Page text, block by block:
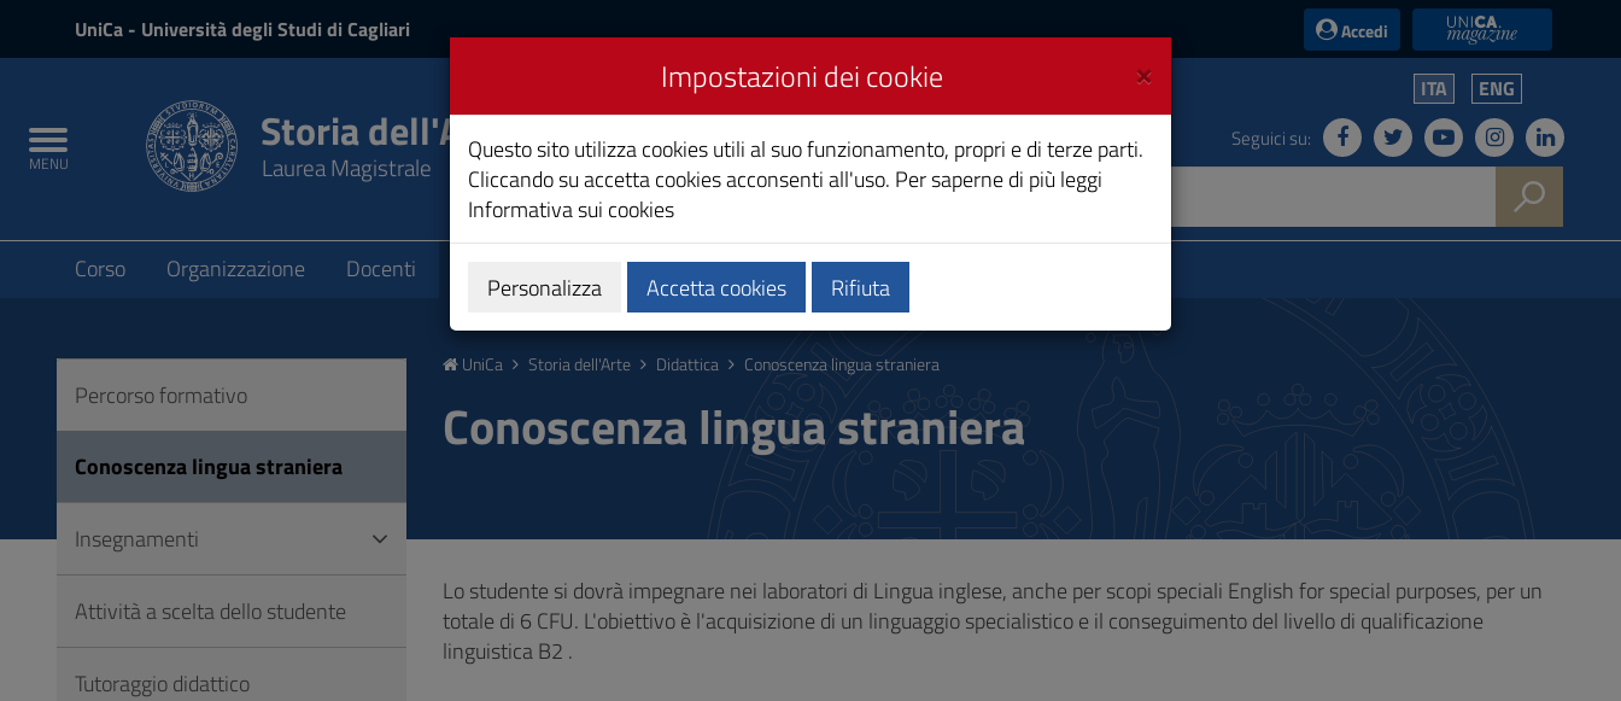
navigazione
Footer
UniCa - Università degli Studi di Cagliari Accedi UniCA News
Toggle
navigation
MENU
Storia dell'Arte
Laurea Magistrale
ITA ENG
Seguici su:
Submenu
Corso Organizzazione Docenti Calendari e orari Qualità e miglioramento
UniCa Storia dell'Arte Didattica Conoscenza lingua straniera
Conoscenza lingua straniera
Lo studente si dovrà impegnare nei laboratori di Lingua inglese, anche per scopi speciali English for special purposes, per un
totale di 6 CFU. L'obiettivo è l'acquisizione di un linguaggio specialistico e il conseguimento del livello di qualificazione
linguistica B2 .
Percorso formativo
Conoscenza lingua straniera
Insegnamenti
Attività a scelta dello studente
Tutoraggio didattico
×
Impostazioni dei cookie
Questo sito utilizza cookies utili al suo funzionamento, propri e di terze parti.
Cliccando su accetta cookies acconsenti all'uso. Per saperne di più leggi
Informativa sui cookies
Personalizza Accetta cookies Rifiuta